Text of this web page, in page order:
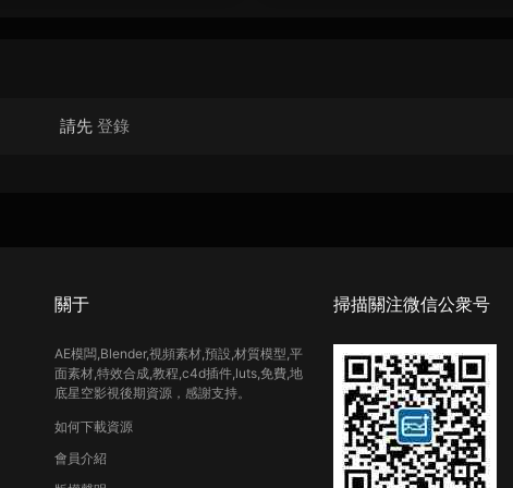
請先 登錄
關于
AE模闆,Blender,視頻素材,預設,材質模型,平
面素材,特效合成,教程,c4d插件,luts,免費,地
底星空影視後期資源，感謝支持。
如何下載資源
會員介紹
掃描關注微信公衆号